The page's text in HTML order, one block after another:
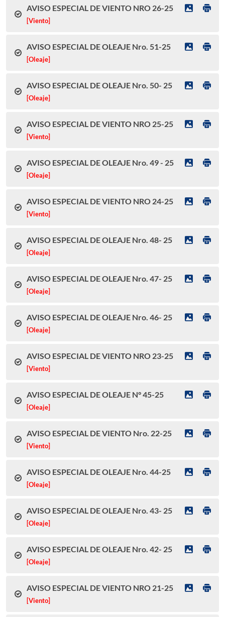
AVISO ESPECIAL DE VIENTO NRO 26-25
[Viento]
AVISO ESPECIAL DE OLEAJE Nro. 51-25
[Oleaje]
AVISO ESPECIAL DE OLEAJE Nro. 50- 25
[Oleaje]
AVISO ESPECIAL DE VIENTO NRO 25-25
[Viento]
AVISO ESPECIAL DE OLEAJE Nro. 49 - 25
[Oleaje]
AVISO ESPECIAL DE VIENTO NRO 24-25
[Viento]
AVISO ESPECIAL DE OLEAJE Nro. 48- 25
[Oleaje]
AVISO ESPECIAL DE OLEAJE Nro. 47- 25
[Oleaje]
AVISO ESPECIAL DE OLEAJE Nro. 46- 25
[Oleaje]
AVISO ESPECIAL DE VIENTO NRO 23-25
[Viento]
AVISO ESPECIAL DE OLEAJE N° 45-25
[Oleaje]
AVISO ESPECIAL DE VIENTO Nro. 22-25
[Viento]
AVISO ESPECIAL DE OLEAJE Nro. 44-25
[Oleaje]
AVISO ESPECIAL DE OLEAJE Nro. 43- 25
[Oleaje]
AVISO ESPECIAL DE OLEAJE Nro. 42- 25
[Oleaje]
AVISO ESPECIAL DE VIENTO NRO 21-25
[Viento]